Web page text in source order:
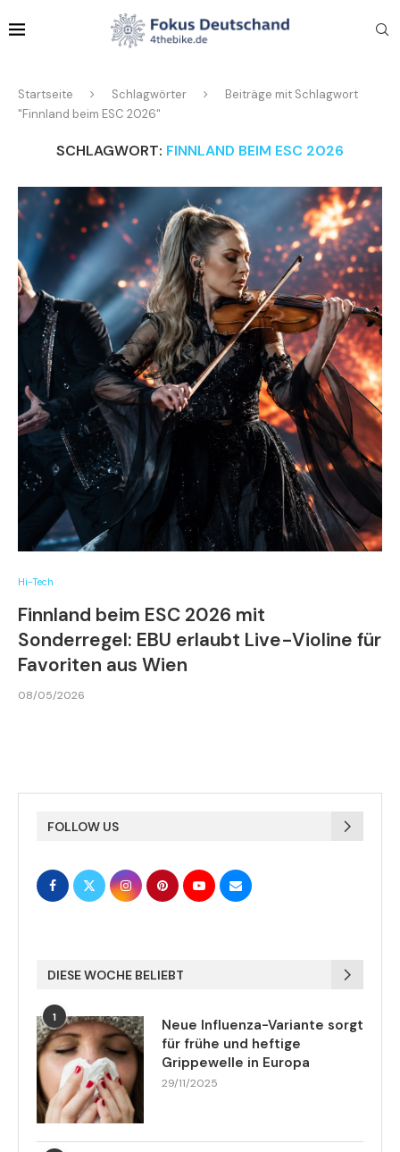
Startseite Schlagwörter
Beiträge mit Schlagwort
"Finnland beim ESC 2026"
SCHLAGWORT: FINNLAND BEIM ESC 2026
Hi-Tech
Finnland beim ESC 2026 mit
Sonderregel: EBU erlaubt Live-Violine für
Favoriten aus Wien
08/05/2026
FOLLOW US
DIESE WOCHE BELIEBT
1
Neue Influenza-Variante sorgt
für frühe und heftige
Grippewelle in Europa
29/11/2025